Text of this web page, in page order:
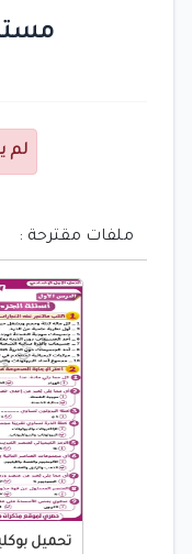
لم
ملفات مقترحة :
تحميل